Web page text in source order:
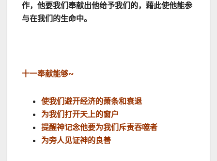
作，他要我们奉献出他给予我们的，藉此使他能参
与在我们的生命中。
十一奉献能够~
使我们避开经济的萧条和衰退
为我们打开天上的窗户
提醒神记念他要为我们斥责吞噬者
为旁人见证神的良善